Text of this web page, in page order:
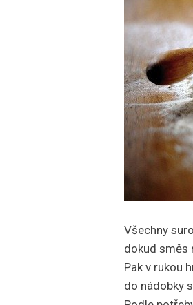
Všechny
dokud směs
Pak v rukou
do nádobky